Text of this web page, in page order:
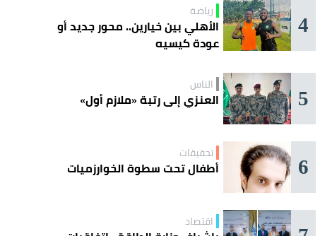
4 رياضة
الأهلي بين خيارين.. محور جديد أو
عودة كيسيه
5 الناس
العنزي إلى رتبة «ملازم أول»
6 تحقيقات
أطفال تحت سطوة الخوارزميات
اقتصاد